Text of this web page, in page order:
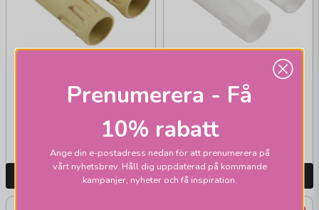
2-pack antik
Skickas inom 1-2 vardagar
LÄGG I VARUKORGEN
Ljusimitationshylsa
2-pack vit
LÄGG I VARUKORGEN
Prenumerera - Få
10% rabatt
Ange din e-postadress nedan för att prenumerera på
vårt nyhetsbrev. Håll dig uppdaterad på kommande
kampanjer, nyheter och få inspiration.